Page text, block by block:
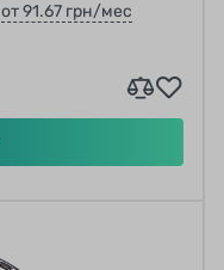
от 91.67 грн/мес